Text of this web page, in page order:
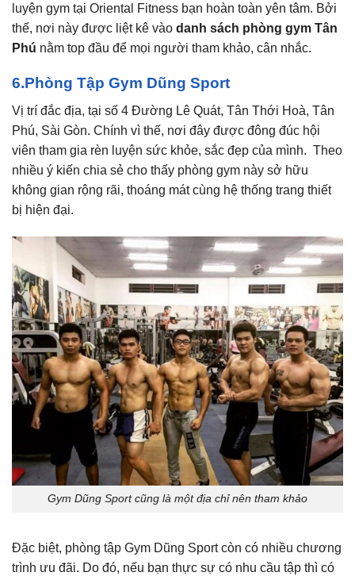
luyện gym tại Oriental Fitness bạn hoàn toàn yên tâm. Bởi
thế, nơi này được liệt kê vào danh sách phòng gym Tân
Phú nằm top đầu để mọi người tham khảo, cân nhắc.
6.Phòng Tập Gym Dũng Sport
Vị trí đắc địa, tại số 4 Đường Lê Quát, Tân Thới Hoà, Tân
Phú, Sài Gòn. Chính vì thế, nơi đây được đông đúc hội
viên tham gia rèn luyện sức khỏe, sắc đẹp của mình. Theo
nhiều ý kiến chia sẻ cho thấy phòng gym này sở hữu
không gian rộng rãi, thoáng mát cùng hệ thống trang thiết
bị hiện đại.
Gym Dũng Sport cũng là một địa chỉ nên tham khảo
Đặc biệt, phòng tập Gym Dũng Sport còn có nhiều chương
trình ưu đãi. Do đó, nếu bạn thực sự có nhu cầu tập thì có